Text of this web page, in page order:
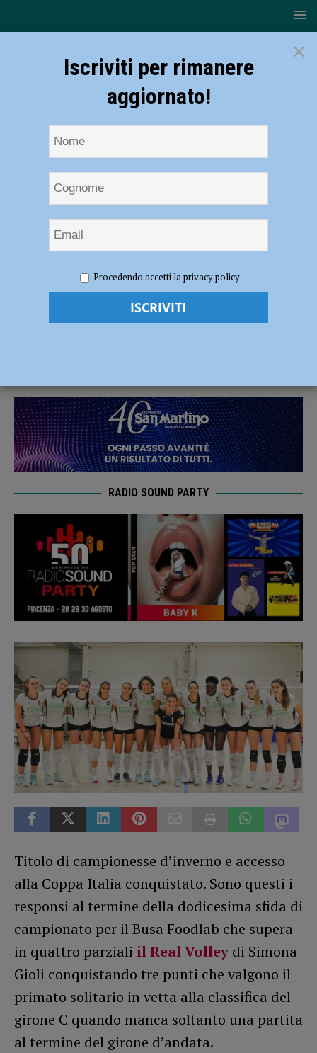
il Busa Foodlab si laurea campione d’inverno
3-1 sul Real Volley Brescia: il Busa
RADIO SOUND PARTY
Titolo di campionesse d’inverno e accesso
alla Coppa Italia conquistato. Sono questi i
responsi al termine della dodicesima sfida di
campionato per il Busa Foodlab che supera
in quattro parziali il Real Volley di Simona
Gioli conquistando tre punti che valgono il
primato solitario in vetta alla classifica del
girone C quando manca soltanto una partita
al termine del girone d’andata.
×
Iscriviti per rimanere
aggiornato!
Procedendo accetti la privacy policy